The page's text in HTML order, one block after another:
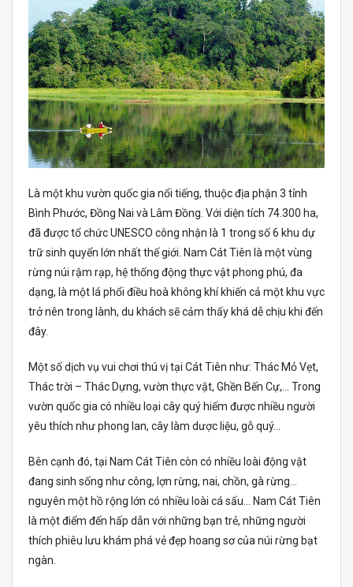
Là một khu vườn quốc gia nổi tiếng, thuộc địa phận 3 tỉnh
Bình Phước, Đồng Nai và Lâm Đồng. Với diện tích 74.300 ha,
đã được tổ chức UNESCO công nhận là 1 trong số 6 khu dự
trữ sinh quyển lớn nhất thế giới. Nam Cát Tiên là một vùng
rừng núi rậm rạp, hệ thống động thực vật phong phú, đa
dạng, là một lá phổi điều hoà không khí khiến cả một khu vực
trở nên trong lành, du khách sẽ cảm thấy khá dễ chịu khi đến
đây.
Một số dịch vụ vui chơi thú vị tại Cát Tiên như: Thác Mỏ Vẹt,
Thác trời – Thác Dựng, vườn thực vật, Ghền Bến Cự,… Trong
vườn quốc gia có nhiều loại cây quý hiếm được nhiều người
yêu thích như phong lan, cây làm dược liệu, gỗ quý…
Bên cạnh đó, tại Nam Cát Tiên còn có nhiều loài động vật
đang sinh sống như công, lợn rừng, nai, chồn, gà rừng…
nguyên một hồ rộng lớn có nhiều loài cá sấu… Nam Cát Tiên
là một điểm đến hấp dẫn với những bạn trẻ, những người
thích phiêu lưu khám phá vẻ đẹp hoang sơ của núi rừng bạt
ngàn.